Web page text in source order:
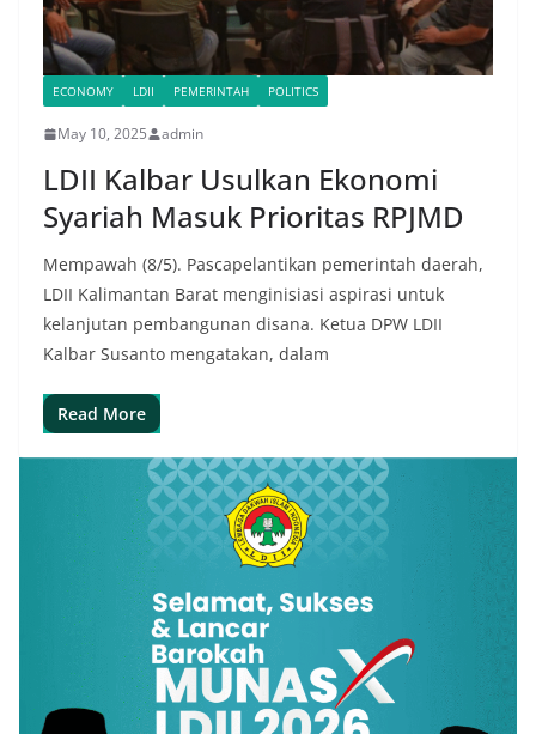
ECONOMY LDII PEMERINTAH POLITICS
May 10, 2025 admin
LDII Kalbar Usulkan Ekonomi
Syariah Masuk Prioritas RPJMD
Mempawah (8/5). Pascapelantikan pemerintah daerah,
LDII Kalimantan Barat menginisiasi aspirasi untuk
kelanjutan pembangunan disana. Ketua DPW LDII
Kalbar Susanto mengatakan, dalam
Read More